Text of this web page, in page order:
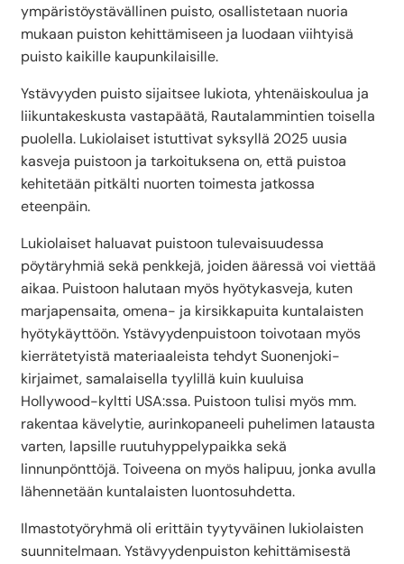
ympäristöystävällinen puisto, osallistetaan nuoria
mukaan puiston kehittämiseen ja luodaan viihtyisä
puisto kaikille kaupunkilaisille.
Ystävyyden puisto sijaitsee lukiota, yhtenäiskoulua ja
liikuntakeskusta vastapäätä, Rautalammintien toisella
puolella. Lukiolaiset istuttivat syksyllä 2025 uusia
kasveja puistoon ja tarkoituksena on, että puistoa
kehitetään pitkälti nuorten toimesta jatkossa
eteenpäin.
Lukiolaiset haluavat puistoon tulevaisuudessa
pöytäryhmiä sekä penkkejä, joiden ääressä voi viettää
aikaa. Puistoon halutaan myös hyötykasveja, kuten
marjapensaita, omena- ja kirsikkapuita kuntalaisten
hyötykäyttöön. Ystävyydenpuistoon toivotaan myös
kierrätetyistä materiaaleista tehdyt Suonenjoki-
kirjaimet, samalaisella tyylillä kuin kuuluisa
Hollywood-kyltti USA:ssa. Puistoon tulisi myös mm.
rakentaa kävelytie, aurinkopaneeli puhelimen latausta
varten, lapsille ruutuhyppelypaikka sekä
linnunpönttöjä. Toiveena on myös halipuu, jonka avulla
lähennetään kuntalaisten luontosuhdetta.
Ilmastotyöryhmä oli erittäin tyytyväinen lukiolaisten
suunnitelmaan. Ystävyydenpuiston kehittämisestä